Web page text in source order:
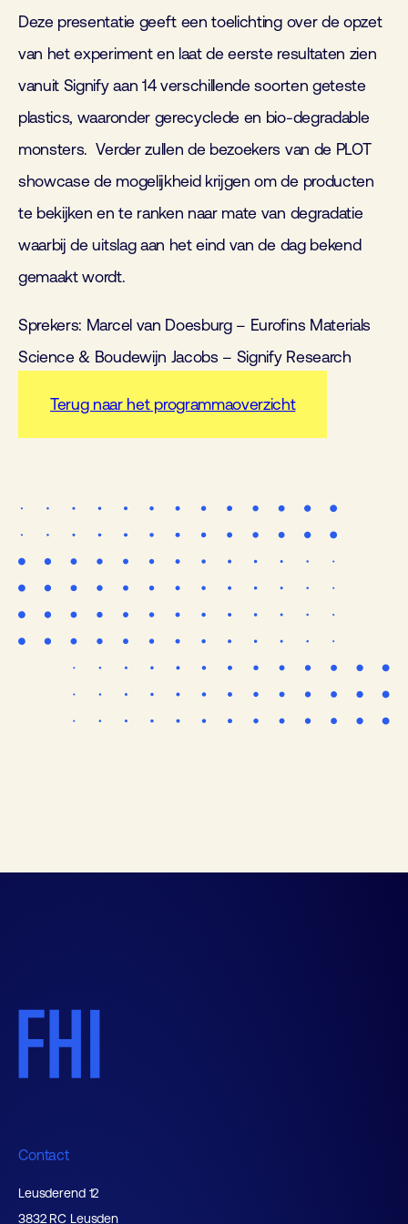
Deze presentatie geeft een toelichting over de opzet
van het experiment en laat de eerste resultaten zien
vanuit Signify aan 14 verschillende soorten geteste
plastics, waaronder gerecyclede en bio-degradable
monsters. Verder zullen de bezoekers van de PLOT
showcase de mogelijkheid krijgen om de producten
te bekijken en te ranken naar mate van degradatie
waarbij de uitslag aan het eind van de dag bekend
gemaakt wordt.
Sprekers: Marcel van Doesburg – Eurofins Materials
Science & Boudewijn Jacobs – Signify Research
Terug naar het programmaoverzicht
Contact
Leusderend 12
3832 RC Leusden